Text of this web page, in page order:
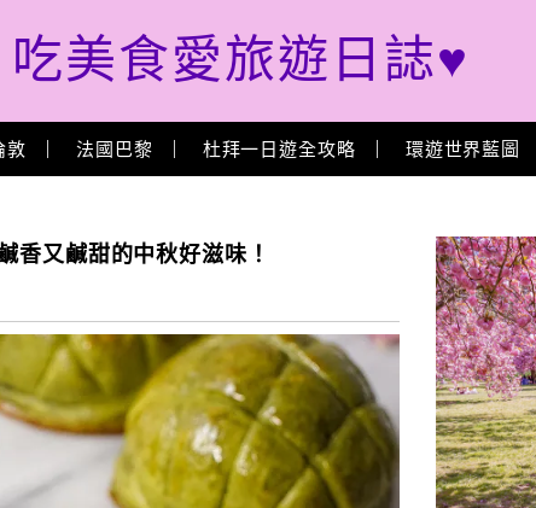
美食愛旅遊日誌♥
敦 法國巴黎 杜拜一日遊全攻略 環遊世界藍圖
香又鹹甜的中秋好滋味！
About